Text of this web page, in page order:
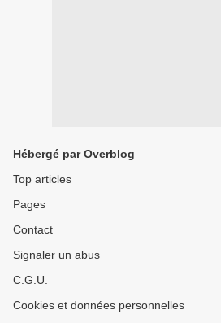
Hébergé par Overblog
Top articles
Pages
Contact
Signaler un abus
C.G.U.
Cookies et données personnelles